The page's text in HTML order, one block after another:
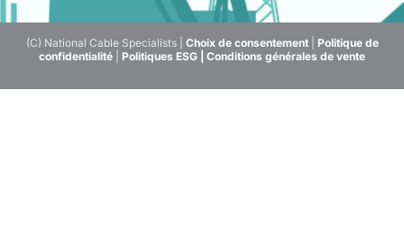
(C) National Cable Specialists | Choix de consentement| Politique de
confidentialité
Politiques ESG Conditions générales de vente